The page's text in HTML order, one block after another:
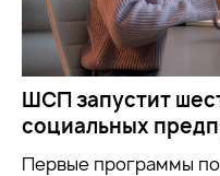
ШСП запустит
социальных
Первые программы